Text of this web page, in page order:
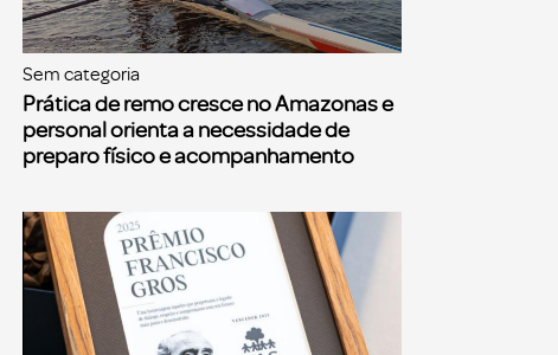
Sem categoria
Prática de remo cresce no Amazonas e
personal orienta a necessidade de
preparo físico e acompanhamento